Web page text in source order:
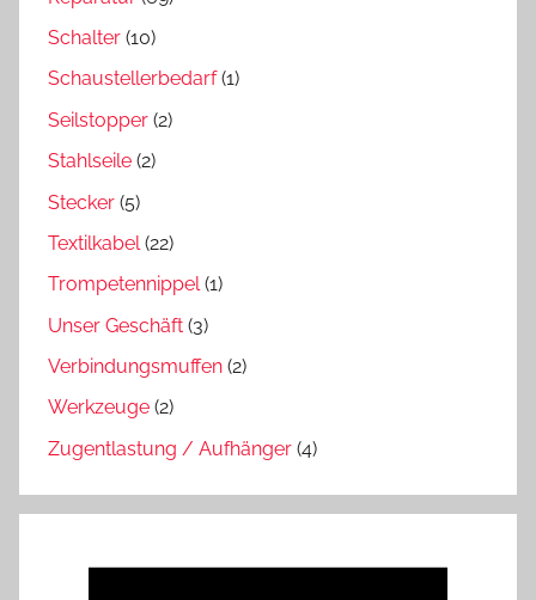
Schalter (10)
Schaustellerbedarf(1)
Seilstopper (2)
Stahlseile (2)
Stecker (5)
Textilkabel(22)
Trompetennippel(1)
Unser Geschäft (3)
Verbindungsmuffen (2)
Werkzeuge (2)
Zugentlastung / Aufhänger (4)